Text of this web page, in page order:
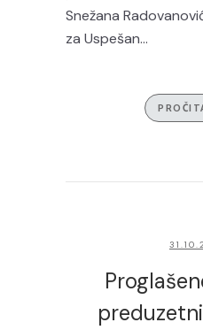
Snežana
za Uspešan...